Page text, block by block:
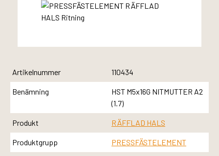
Artikelnummer 110434
Benämning
HST M5x16G NITMUTTER A2
(1.7)
Produkt RÄFFLAD HALS
Produktgrupp PRESSFÄSTELEMENT